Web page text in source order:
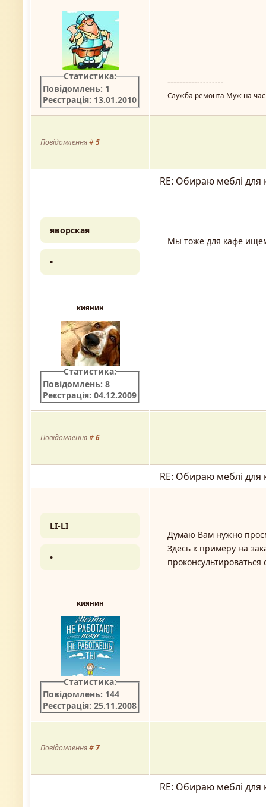
Статистика:
Повідомлень: 1
Реєстрація: 13.01.2010
-------------------
Служба ремонта Муж на
Повідомлення#5
RE: Обираю меблі для
яворская
•
киянин
Статистика:
Повідомлень: 8
Реєстрація: 04.12.2009
Мы тоже для кафе
Повідомлення#6
RE: Обираю меблі для
LI-LI
•
киянин
Статистика:
Повідомлень: 144
Реєстрація: 25.11.2008
Думаю Вам нужно
Здесь к примеру на
Повідомлення#7
RE: Обираю меблі для